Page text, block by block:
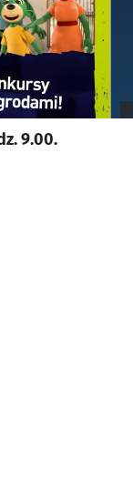
9.00.